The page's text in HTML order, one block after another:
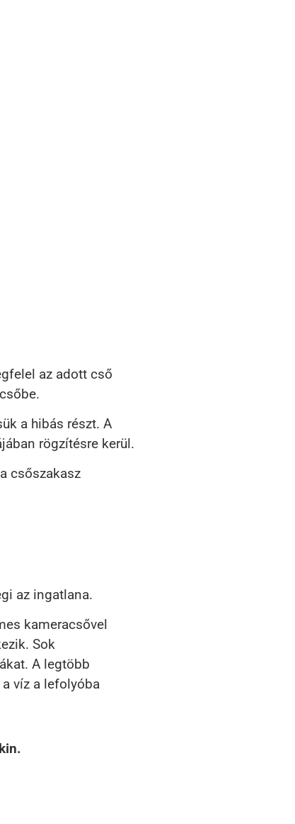
az adott cső
a hibás részt. A
rögzítésre kerül.
csőszakasz
az ingatlana.
kameracsővel
Sok
A legtöbb
víz a lefolyóba